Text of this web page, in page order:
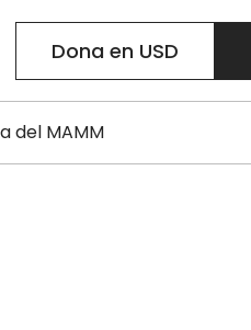
Dona en USD
del MAMM